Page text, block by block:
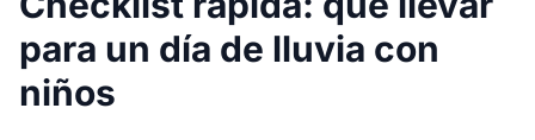
para un día de lluvia con
niños